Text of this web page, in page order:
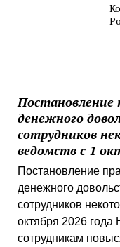
Постановление
денежного
сотрудников
ведомств с 1
Постановление
денежного
сотрудников
октября 2026 года
сотрудникам